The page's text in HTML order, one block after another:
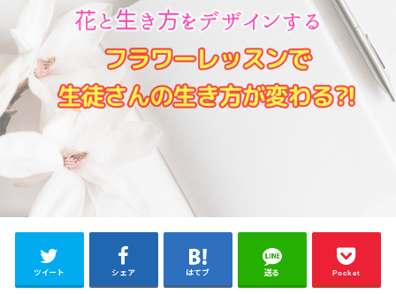
ツイート シェア はてブ 送る Pocket